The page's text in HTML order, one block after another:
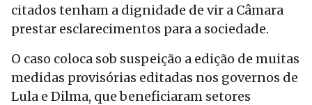
citados tenham a dignidade de vir a Câmara
prestar esclarecimentos para a sociedade.
O caso coloca sob suspeição a edição de muitas
medidas provisórias editadas nos governos de
Lula e Dilma, que beneficiaram setores